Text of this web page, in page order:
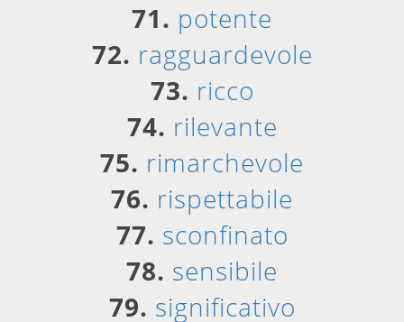
71. potente
72. ragguardevole
73. ricco
74. rilevante
75. rimarchevole
76. rispettabile
77. sconfinato
78. sensibile
79. significativo